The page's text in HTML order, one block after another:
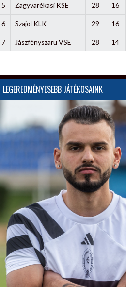
5 Zagyvarékasi KSE 28 16
6 Szajol KLK 29 16
7 Jászfényszaru VSE 28 14
LEGEREDMÉNYESEBB JÁTÉKOSAINK